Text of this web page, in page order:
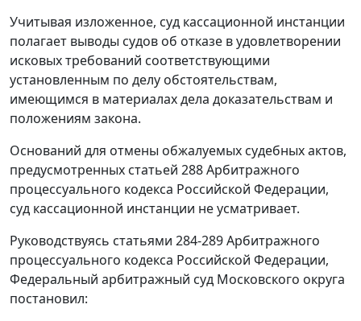
Учитывая изложенное, суд кассационной инстанции
полагает выводы судов об отказе в удовлетворении
исковых требований соответствующими
установленным по делу обстоятельствам,
имеющимся в материалах дела доказательствам и
положениям закона.
Оснований для отмены обжалуемых судебных актов,
предусмотренных статьей 288 Арбитражного
процессуального кодекса Российской Федерации,
суд кассационной инстанции не усматривает.
Руководствуясь статьями 284-289 Арбитражного
процессуального кодекса Российской Федерации,
Федеральный арбитражный суд Московского округа
постановил: